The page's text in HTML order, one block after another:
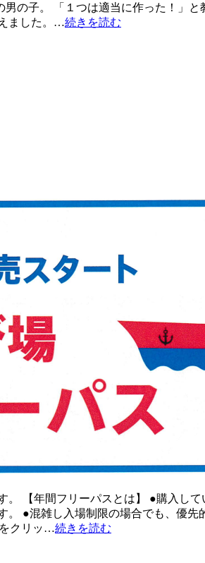
の子。 「１つは適当に作った！」
ました。…続きを読む
【年間フリーパスとは】 ●購入し
●混雑し入場制限の場合でも、優
クリッ…続きを読む